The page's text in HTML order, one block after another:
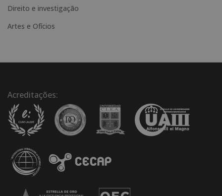
Direito e investigação
Artes e Ofícios
Acreditações: